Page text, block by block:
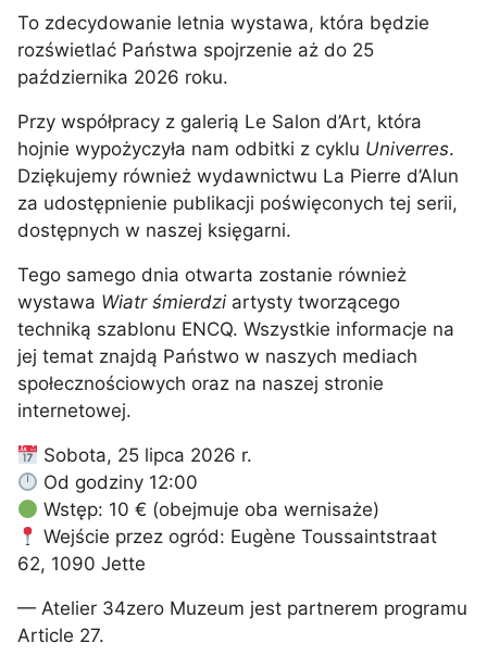
To zdecydowanie letnia wystawa, która będzie
rozświetlać Państwa spojrzenie aż do 25
października 2026 roku.
Przy współpracy z galerią Le Salon d’Art, która
hojnie wypożyczyła nam odbitki z cyklu Univerres.
Dziękujemy również wydawnictwu La Pierre d’Alun
za udostępnienie publikacji poświęconych tej serii,
dostępnych w naszej księgarni.
Tego samego dnia otwarta zostanie również
wystawa Wiatr śmierdzi artysty tworzącego
techniką szablonu ENCQ. Wszystkie informacje na
jej temat znajdą Państwo w naszych mediach
społecznościowych oraz na naszej stronie
internetowej.
Sobota, 25 lipca 2026 r.
Od godziny 12:00
Wstęp: 10 € (obejmuje oba wernisaże)
Wejście przez ogród: Eugène Toussaintstraat
62, 1090 Jette
— Atelier 34zero Muzeum jest partnerem programu
Article 27.